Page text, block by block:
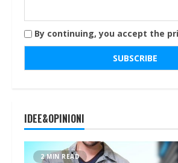
By continuing, you accept the
IDEE&OPINIONI
2 MIN READ